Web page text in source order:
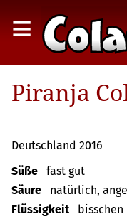
≡
Piranja
Deutschland 2016
Süße
fast gut
Säure
natürlich,
Flüssigkeit
bisschen